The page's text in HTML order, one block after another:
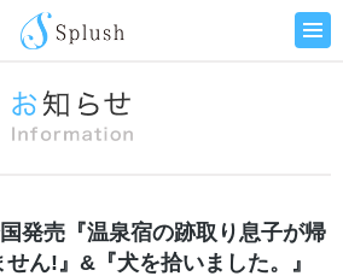
発売『温泉宿の跡取り息子が帰
せん!』&『犬を拾いました。』